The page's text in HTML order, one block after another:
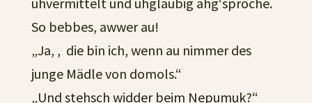
So bebbes, awwer au!
„Ja, , die bin ich, wenn au nimmer des
junge Mädle von domols.“
„Und stehsch widder beim Nepumuk?“